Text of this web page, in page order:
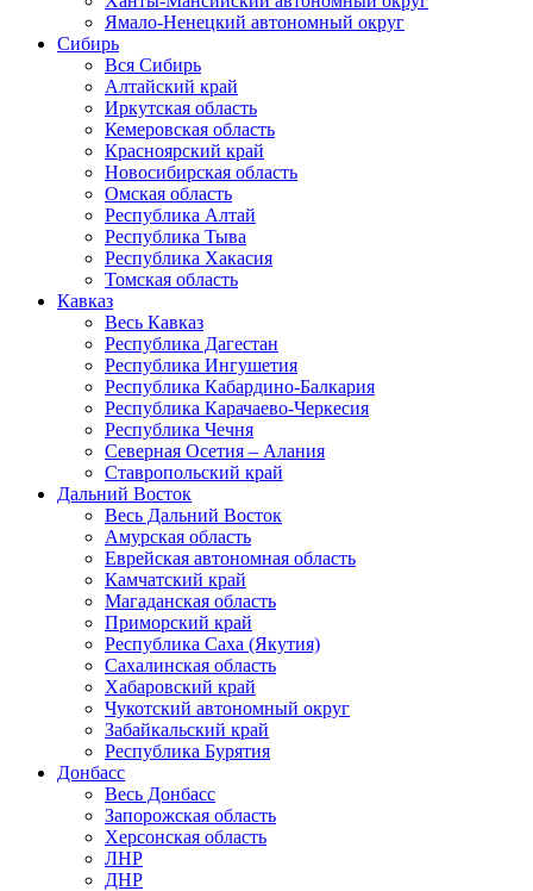
Ямало-Ненецкий автономный округ
Сибирь
Вся Сибирь
Алтайский край
Иркутская область
Кемеровская область
Красноярский край
Новосибирская область
Омская область
Республика Алтай
Республика Тыва
Республика Хакасия
Томская область
Кавказ
Весь Кавказ
Республика Дагестан
Республика Ингушетия
Республика Кабардино-Балкария
Республика Карачаево-Черкесия
Республика Чечня
Северная Осетия – Алания
Ставропольский край
Дальний Восток
Весь Дальний Восток
Амурская область
Еврейская автономная область
Камчатский край
Магаданская область
Приморский край
Республика Саха (Якутия)
Сахалинская область
Хабаровский край
Чукотский автономный округ
Забайкальский край
Республика Бурятия
Донбасс
Весь Донбасс
Запорожская область
Херсонская область
ЛНР
ДНР